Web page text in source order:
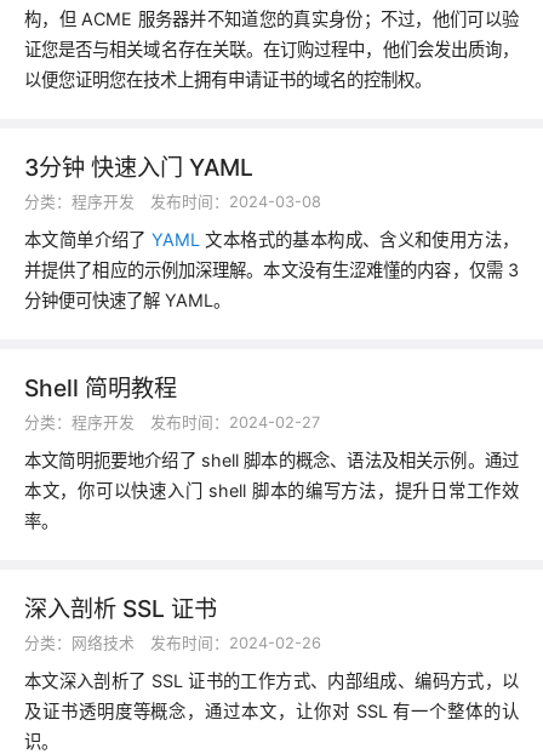
构，但 ACME 服务器并不知道您的真实身份；不过，他们可以验
证您是否与相关域名存在关联。在订购过程中，他们会发出质询，
以便您证明您在技术上拥有申请证书的域名的控制权。
3分钟 快速入门 YAML
分类： 程序开发 发布时间：2024-03-08
本文简单介绍了YAML 文本格式的基本构成、含义和使用方法，
并提供了相应的示例加深理解。本文没有生涩难懂的内容，仅需 3
分钟便可快速了解 YAML。
Shell 简明教程
分类： 程序开发 发布时间：2024-02-27
本文简明扼要地介绍了 shell 脚本的概念、语法及相关示例。通过
本文，你可以快速入门 shell 脚本的编写方法，提升日常工作效
率。
深入剖析 SSL 证书
分类： 网络技术 发布时间：2024-02-26
本文深入剖析了 SSL 证书的工作方式、内部组成、编码方式，以
及证书透明度等概念，通过本文，让你对 SSL 有一个整体的认
识。